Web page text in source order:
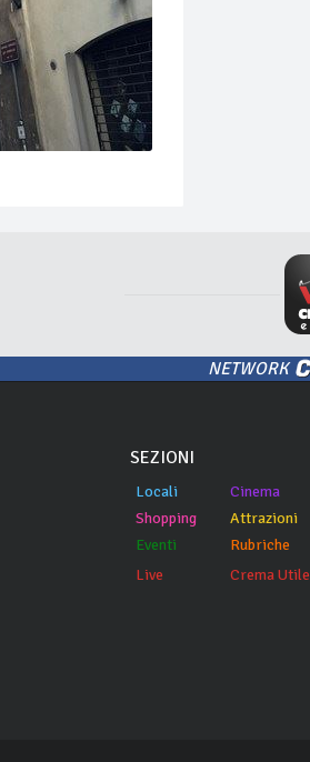
NETWORK
SEZIONI
Locali
Shopping
Eventi
Live
Cinema
Attrazioni
Rubriche
Crema Utile